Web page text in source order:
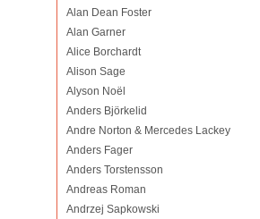
Alan Dean Foster
Alan Garner
Alice Borchardt
Alison Sage
Alyson Noël
Anders Björkelid
Andre Norton & Mercedes Lackey
Anders Fager
Anders Torstensson
Andreas Roman
Andrzej Sapkowski